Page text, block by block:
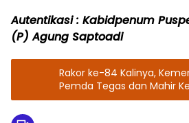
Autentikasi : Kabidpenum
(P) Agung Saptoadi
Rakor ke-84 Kalinya,
Pemda Tegas dan Mahir